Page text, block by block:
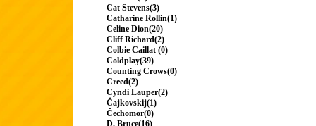
Cat Stevens(3)
Catharine Rollin(1)
Celine Dion(20)
Cliff Richard(2)
Colbie Caillat (0)
Coldplay(39)
Counting Crows(0)
Creed(2)
Cyndi Lauper(2)
Čajkovskij(1)
Čechomor(0)
D. Bruce(16)